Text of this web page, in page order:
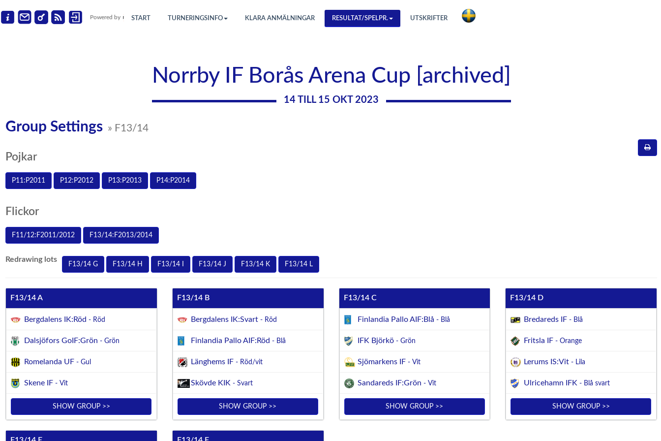
Powered by START TURNERINGSINFO KLARA ANMÄLNINGAR RESULTAT/SPELPR. UTSKRIFTER
Norrby IF Borås Arena Cup [archived]
14 TILL 15 OKT 2023
Group Settings » F13/14
Pojkar
P11:P2011 P12:P2012 P13:P2013 P14:P2014
Flickor
F11/12:F2011/2012 F13/14:F2013/2014
Redrawing lots
F13/14 G F13/14 H F13/14 I F13/14 J F13/14 K F13/14 L
F13/14 A
Bergdalens IK:Röd - Röd
Dalsjöfors GoIF:Grön - Grön
Romelanda UF - Gul
Skene IF - Vit
SHOW GROUP >>
F13/14 B
Bergdalens IK:Svart- Röd
Finlandia Pallo AIF:Röd - Blå
Länghems IF - Röd/vit
Skövde KIK- Svart
SHOW GROUP >>
F13/14 C
Finlandia Pallo AIF:Blå - Blå
IFK Björkö- Grön
Sjömarkens IF - Vit
Sandareds IF:Grön - Vit
SHOW GROUP >>
F13/14 D
Bredareds IF - Blå
Fritsla IF - Orange
Lerums IS:Vit - Lila
Ulricehamn IFK - Blå svart
SHOW GROUP >>